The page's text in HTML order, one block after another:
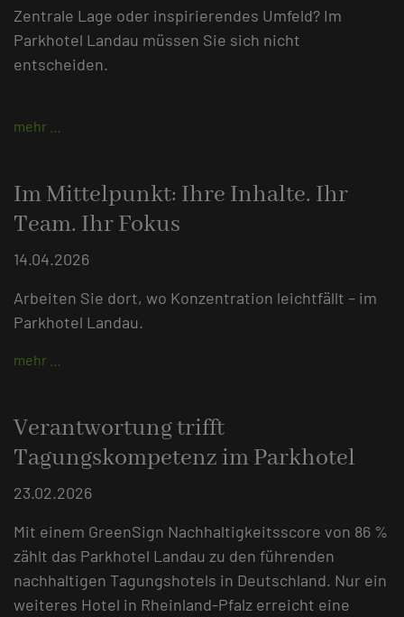
Zentrale Lage oder inspirierendes Umfeld? Im
Parkhotel Landau müssen Sie sich nicht
entscheiden.
mehr …
Im Mittelpunkt: Ihre Inhalte. Ihr
Team. Ihr Fokus
14.04.2026
Arbeiten Sie dort, wo Konzentration leichtfällt – im
Parkhotel Landau.
mehr …
Verantwortung trifft
Tagungskompetenz im Parkhotel
23.02.2026
Mit einem GreenSign Nachhaltigkeitsscore von 86 %
zählt das Parkhotel Landau zu den führenden
nachhaltigen Tagungshotels in Deutschland. Nur ein
weiteres Hotel in Rheinland-Pfalz erreicht eine